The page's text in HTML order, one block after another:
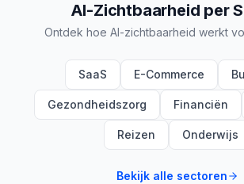
AI-Zichtbaarheid per
Ontdek hoe AI-zichtbaarheid werkt
SaaS E-Commerce
Gezondheidszorg Financiën
Reizen Onderwijs
Bekijk alle sectoren